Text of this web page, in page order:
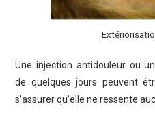
Une injection antidouleur ou
de quelques jours peuvent
s’assurer qu’elle ne ressente